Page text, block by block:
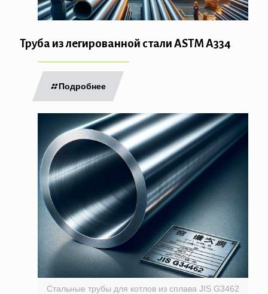
Труба из легированной стали ASTM A334
Подробнее
Стальные трубы для котлов из сплава JIS G3462